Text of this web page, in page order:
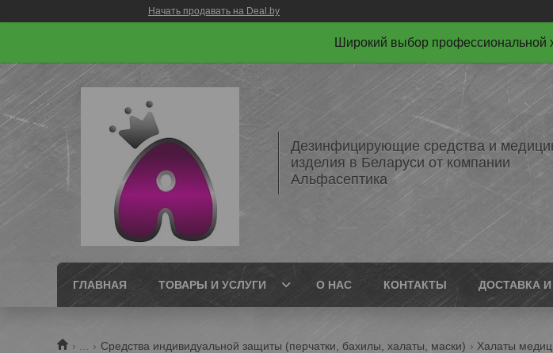
Начать продавать на Deal.by
Широкий выбор профессиональной
Дезинфицирующие средства и
изделия в Беларуси от компании
Альфасептика
ГЛАВНАЯ ТОВАРЫ И УСЛУГИ О НАС КОНТАКТЫ ДОСТАВКА
Средства индивидуальной защиты (перчатки, бахилы, халаты, маски) Халаты